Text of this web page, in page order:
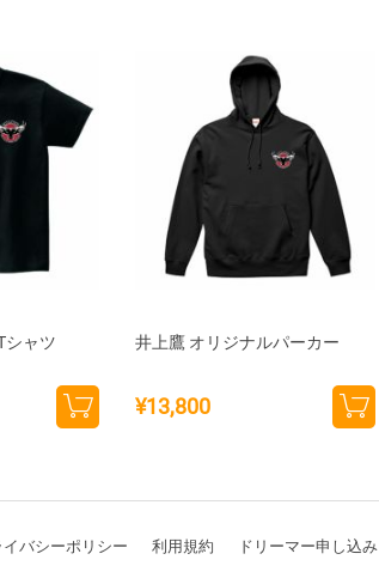
シャツ
選択
井上鷹 オリジナルパーカー
¥13,800
選択
イバシーポリシー 利用規約 ドリーマー申し込み